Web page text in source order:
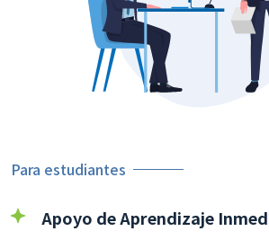
Para estudiantes
Apoyo de Aprendizaje